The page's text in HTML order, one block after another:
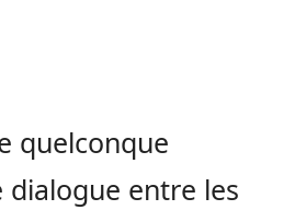
quelconque
dialogue entre les